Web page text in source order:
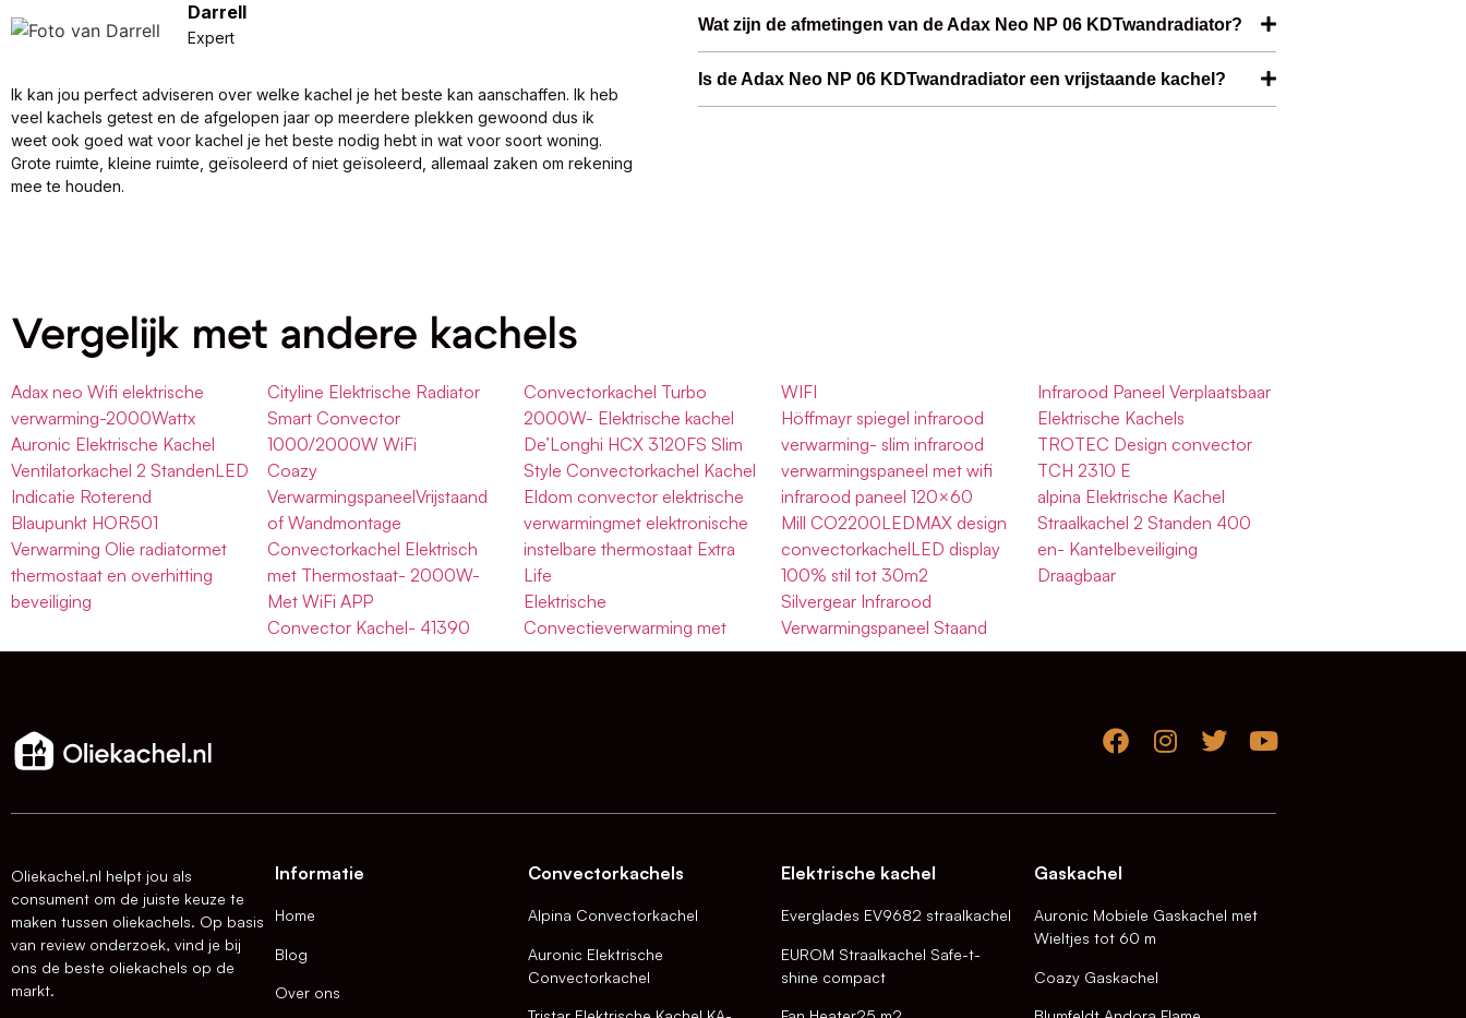
Darrell
Expert
Ik kan jou perfect adviseren over welke kachel je het beste kan aanschaffen. Ik heb
veel kachels getest en de afgelopen jaar op meerdere plekken gewoond dus ik
weet ook goed wat voor kachel je het beste nodig hebt in wat voor soort woning.
Grote ruimte, kleine ruimte, geïsoleerd of niet geïsoleerd, allemaal zaken om rekening
mee te houden.
Wat zijn de afmetingen van de Adax Neo NP 06 KDTwandradiator?
Is de Adax Neo NP 06 KDTwandradiator een vrijstaande kachel?
Vergelijk met andere kachels
Adax neo Wifi elektrische
verwarming-2000Wattx
Auronic Elektrische Kachel
Ventilatorkachel 2 StandenLED
Indicatie Roterend
Blaupunkt HOR501
Verwarming Olie radiatormet
thermostaat en overhitting
beveiliging
Cityline Elektrische Radiator
Smart Convector
1000/2000W WiFi
Coazy
VerwarmingspaneelVrijstaand
of Wandmontage
Convectorkachel Elektrisch
met Thermostaat- 2000W-
Met WiFi APP
Convector Kachel- 41390
Convectorkachel Turbo
2000W- Elektrische kachel
De’Longhi HCX 3120FS Slim
Style Convectorkachel Kachel
Eldom convector elektrische
verwarmingmet elektronische
instelbare thermostaat Extra
Life
Elektrische
Convectieverwarming met
WIFI
Höffmayr spiegel infrarood
verwarming- slim infrarood
verwarmingspaneel met wifi
infrarood paneel 120×60
Mill CO2200LEDMAX design
convectorkachelLED display
100% stil tot 30m2
Silvergear Infrarood
Verwarmingspaneel Staand
Infrarood Paneel Verplaatsbaar
Elektrische Kachels
TROTEC Design convector
TCH 2310 E
alpina Elektrische Kachel
Straalkachel 2 Standen 400
en- Kantelbeveiliging
Draagbaar
Oliekachel.nl helpt jou als
consument om de juiste keuze te
maken tussen oliekachels. Op basis
van review onderzoek, vind je bij
ons de beste oliekachels op de
markt.
Informatie
Home
Blog
Over ons
Convectorkachels
Alpina Convectorkachel
Auronic Elektrische
Convectorkachel
Elektrische kachel
Everglades EV9682 straalkachel
EUROM Straalkachel Safe-t-
shine compact
Gaskachel
Auronic Mobiele Gaskachel met
Wieltjes tot 60 m
Coazy Gaskachel